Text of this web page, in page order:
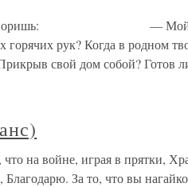
— Мой дом. А
горячих рук? Когда в родном
свой дом собой? Готов
что на войне, играя в прятки,
Благодарю. За то, что вы